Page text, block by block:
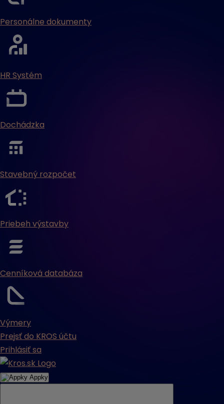
Personálne dokumenty
HR Systém
Dochádzka
Stavebný rozpočet
Priebeh výstavby
Cenníková databáza
Výmery
Prejsť do KROS účtu
Prihlásiť sa
Appky